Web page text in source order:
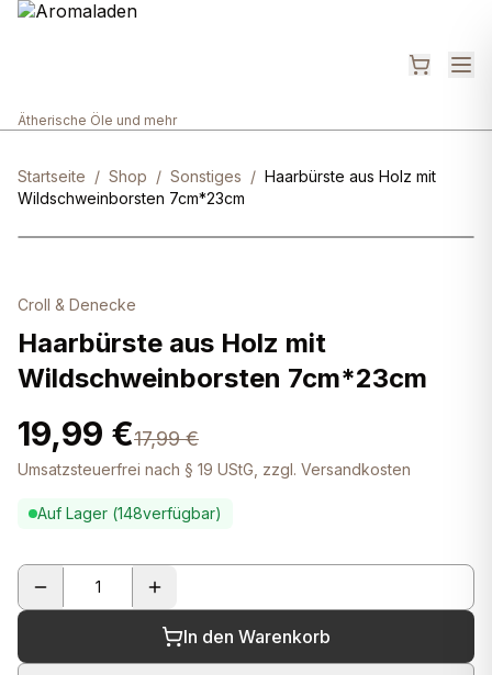
Ätherische Öle und mehr
Startseite / Shop / Sonstiges / Haarbürste aus Holz mit
Wildschweinborsten 7cm*23cm
Croll & Denecke
Haarbürste aus Holz mit
Wildschweinborsten 7cm*23cm
19,99 €17,99 €
Umsatzsteuerfrei nach § 19 UStG, zzgl. Versandkosten
Auf Lager (148verfügbar)
In den Warenkorb